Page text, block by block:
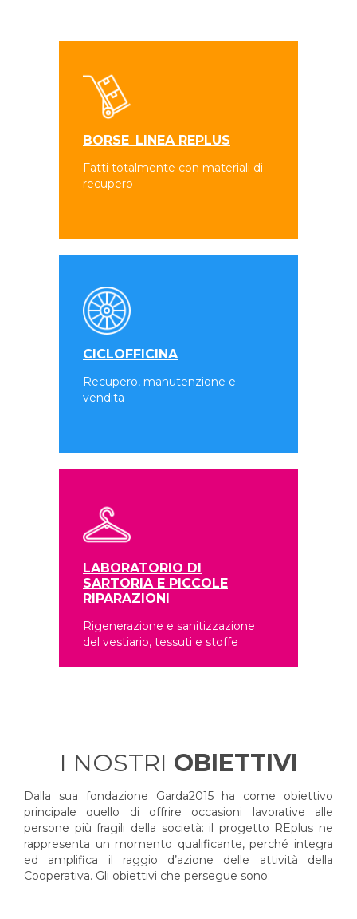
BORSE_LINEA REPLUS
Fatti totalmente con materiali di
recupero
CICLOFFICINA
Recupero, manutenzione e
vendita
LABORATORIO DI
SARTORIA E PICCOLE
RIPARAZIONI
Rigenerazione e sanitizzazione
del vestiario, tessuti e stoffe
I NOSTRI OBIETTIVI
Dalla sua fondazione Garda2015 ha come obiettivo
principale quello di offrire occasioni lavorative alle
persone più fragili della società: il progetto REplus ne
rappresenta un momento qualificante, perché integra
ed amplifica il raggio d’azione delle attività della
Cooperativa. Gli obiettivi che persegue sono: